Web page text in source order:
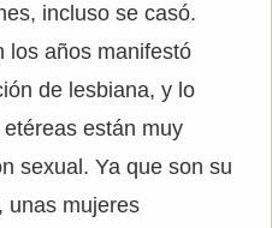
incluso se casó.
los años manifestó
de lesbiana, y lo
están muy
sexual. Ya que son su
unas mujeres